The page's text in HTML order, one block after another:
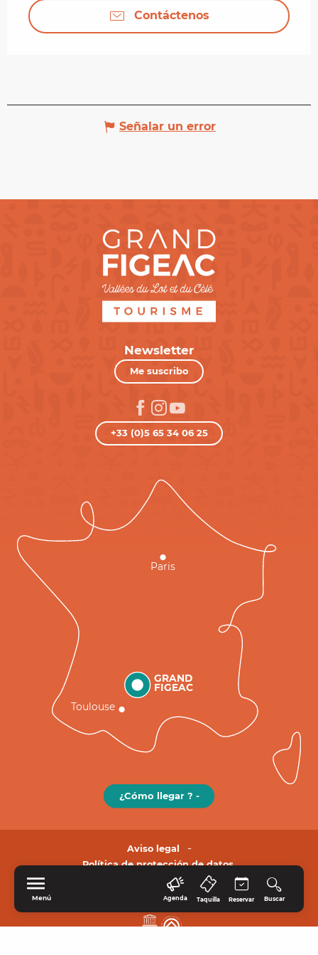
Menú Agenda Taquilla Reservar Buscar
Contáctenos
Señalar un error
Newsletter
Me suscribo
+33 (0)5 65 34 06 25
GRAND
FIGEAC
Toulouse
Paris
¿Cómo llegar ? -
Aviso legal
Política de protección de datos.